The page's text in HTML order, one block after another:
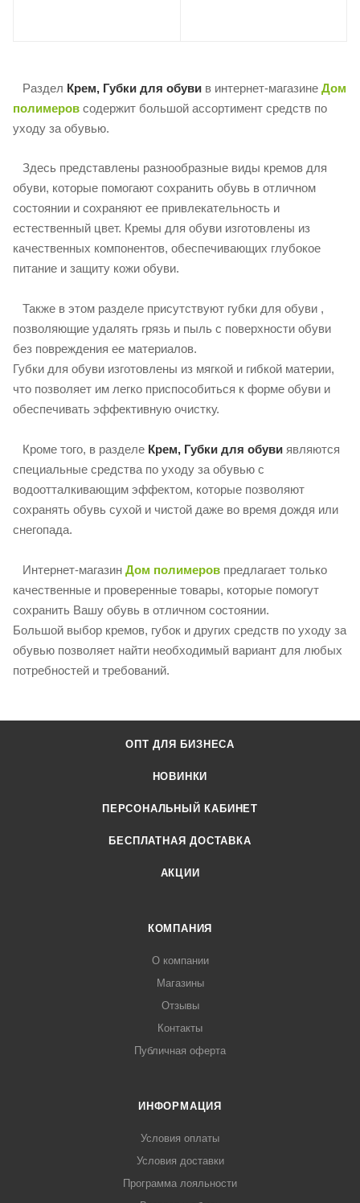
Раздел Крем, Губки для обуви в интернет-магазине Дом
полимеров содержит большой ассортимент средств по
уходу за обувью.
Здесь представлены разнообразные виды кремов для
обуви, которые помогают сохранить обувь в отличном
состоянии и сохраняют ее привлекательность и
естественный цвет. Кремы для обуви изготовлены из
качественных компонентов, обеспечивающих глубокое
питание и защиту кожи обуви.
Также в этом разделе присутствуют губки для обуви ,
позволяющие удалять грязь и пыль с поверхности обуви
без повреждения ее материалов.
Губки для обуви изготовлены из мягкой и гибкой материи,
что позволяет им легко приспособиться к форме обуви и
обеспечивать эффективную очистку.
Кроме того, в разделе Крем, Губки для обуви являются
специальные средства по уходу за обувью с
водоотталкивающим эффектом, которые позволяют
сохранять обувь сухой и чистой даже во время дождя или
снегопада.
Интернет-магазин Дом полимеров предлагает только
качественные и проверенные товары, которые помогут
сохранить Вашу обувь в отличном состоянии.
Большой выбор кремов, губок и других средств по уходу за
обувью позволяет найти необходимый вариант для любых
потребностей и требований.
ОПТ ДЛЯ БИЗНЕСА
НОВИНКИ
ПЕРСОНАЛЬНЫЙ КАБИНЕТ
БЕСПЛАТНАЯ ДОСТАВКА
АКЦИИ
КОМПАНИЯ
О компании
Магазины
Отзывы
Контакты
Публичная оферта
ИНФОРМАЦИЯ
Условия оплаты
Условия доставки
Программа лояльности